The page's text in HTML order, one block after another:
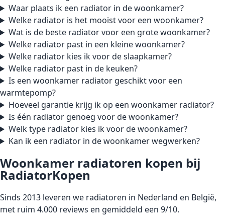
Waar plaats ik een radiator in de woonkamer?
Welke radiator is het mooist voor een woonkamer?
Wat is de beste radiator voor een grote woonkamer?
Welke radiator past in een kleine woonkamer?
Welke radiator kies ik voor de slaapkamer?
Welke radiator past in de keuken?
Is een woonkamer radiator geschikt voor een
warmtepomp?
Hoeveel garantie krijg ik op een woonkamer radiator?
Is één radiator genoeg voor de woonkamer?
Welk type radiator kies ik voor de woonkamer?
Kan ik een radiator in de woonkamer wegwerken?
Woonkamer radiatoren kopen bij
RadiatorKopen
Sinds 2013 leveren we radiatoren in Nederland en België,
met ruim 4.000 reviews en gemiddeld een 9/10.